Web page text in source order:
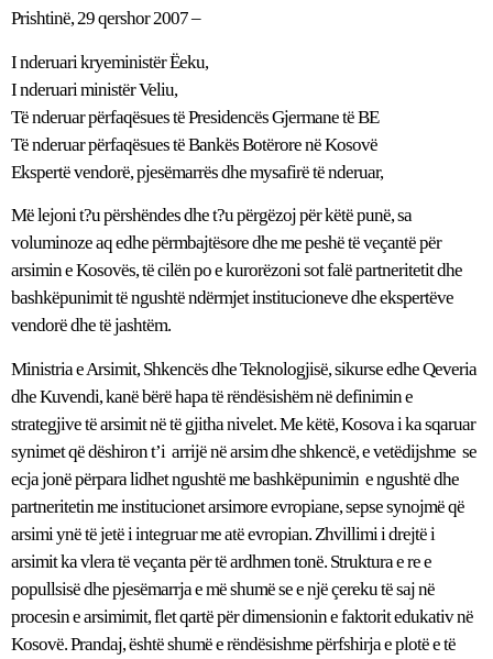
Prishtinë, 29 qershor 2007 –
I nderuari kryeministër Ëeku,
I nderuari ministër Veliu,
Të nderuar përfaqësues të Presidencës Gjermane të BE
Të nderuar përfaqësues të Bankës Botërore në Kosovë
Ekspertë vendorë, pjesëmarrës dhe mysafirë të nderuar,
Më lejoni t?u përshëndes dhe t?u përgëzoj për këtë punë, sa
voluminoze aq edhe përmbajtësore dhe me peshë të veçantë për
arsimin e Kosovës, të cilën po e kurorëzoni sot falë partneritetit dhe
bashkëpunimit të ngushtë ndërmjet institucioneve dhe ekspertëve
vendorë dhe të jashtëm.
Ministria e Arsimit, Shkencës dhe Teknologjisë, sikurse edhe Qeveria
dhe Kuvendi, kanë bërë hapa të rëndësishëm në definimin e
strategjive të arsimit në të gjitha nivelet. Me këtë, Kosova i ka sqaruar
synimet që dëshiron t’i arrijë në arsim dhe shkencë, e vetëdijshme se
ecja jonë përpara lidhet ngushtë me bashkëpunimin e ngushtë dhe
partneritetin me institucionet arsimore evropiane, sepse synojmë që
arsimi ynë të jetë i integruar me atë evropian. Zhvillimi i drejtë i
arsimit ka vlera të veçanta për të ardhmen tonë. Struktura e re e
popullsisë dhe pjesëmarrja e më shumë se e një çereku të saj në
procesin e arsimimit, flet qartë për dimensionin e faktorit edukativ në
Kosovë. Prandaj, është shumë e rëndësishme përfshirja e plotë e të